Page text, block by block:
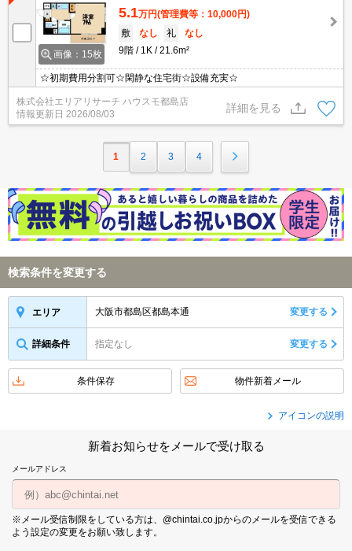
画像：15枚
5.1万円(管理費等：10,000円)
敷
なし 礼
なし
9階
1K 21.6m²
☆初期費用分割可☆閑静な住宅街☆設備充実☆
株式会社エリアリサーチ ハウスモ都島店
情報更新日 2026/08/03
詳細を見る
1 2 3 4
検索条件を変更する
エリア 大阪市都島区都島本通 変更する
詳細条件 指定なし 変更する
条件保存 物件新着メール
アイコンの説明
新着お知らせをメールで受け取る
メールアドレス
※メール受信制限をしている方は、@chintai.co.jpからのメールを受信できる
よう設定の変更をお願い致します。